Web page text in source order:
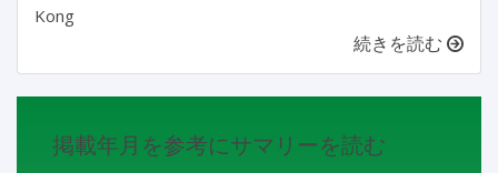
Kong
続きを読む
掲載年月を参考にサマリーを読む